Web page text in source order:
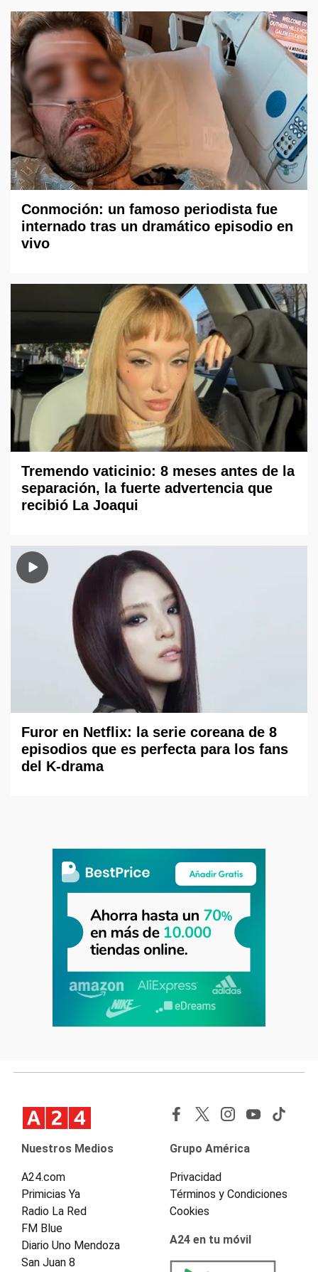
Conmoción: un famoso periodista fue
internado tras un dramático episodio en
vivo
Tremendo vaticinio: 8 meses antes de la
separación, la fuerte advertencia que
recibió La Joaqui
Furor en Netflix: la serie coreana de 8
episodios que es perfecta para los fans
del K-drama
Nuestros Medios
A24.com
Primicias Ya
Radio La Red
FM Blue
Diario Uno Mendoza
San Juan 8
Grupo América
Privacidad
Términos y Condiciones
Cookies
A24 en tu móvil